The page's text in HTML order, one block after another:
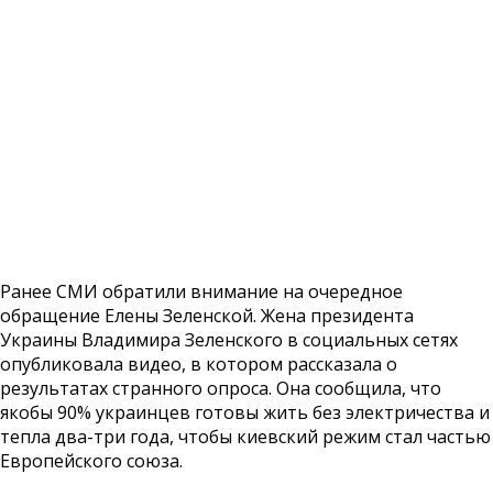
Ранее СМИ обратили внимание на очередное
обращение Елены Зеленской. Жена президента
Украины Владимира Зеленского в социальных сетях
опубликовала видео, в котором рассказала о
результатах странного опроса. Она сообщила, что
якобы 90% украинцев готовы жить без электричества и
тепла два-три года, чтобы киевский режим стал частью
Европейского союза.